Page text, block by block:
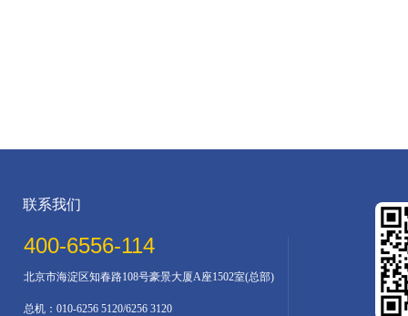
联系我们
北京市海淀区知春路108号豪景大厦A座1502室(总部)
总机：010-6256 5120/6256 3120
400-6556-114